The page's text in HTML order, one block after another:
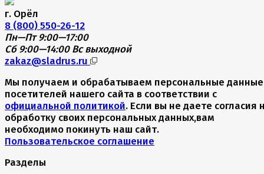
г. Орёл
8 (800) 550-26-12
Пн—Пт 9:00—17:00
Сб 9:00—14:00 Вс выходной
zakaz@sladrus.ru
Мы получаем и обрабатываем персональные данные
посетителей нашего сайта в соответствии с
официальной политикой. Если вы не даете согласия
обработку своих персональных данных,вам
необходимо покинуть наш сайт.
Пользовательское соглашение
Разделы